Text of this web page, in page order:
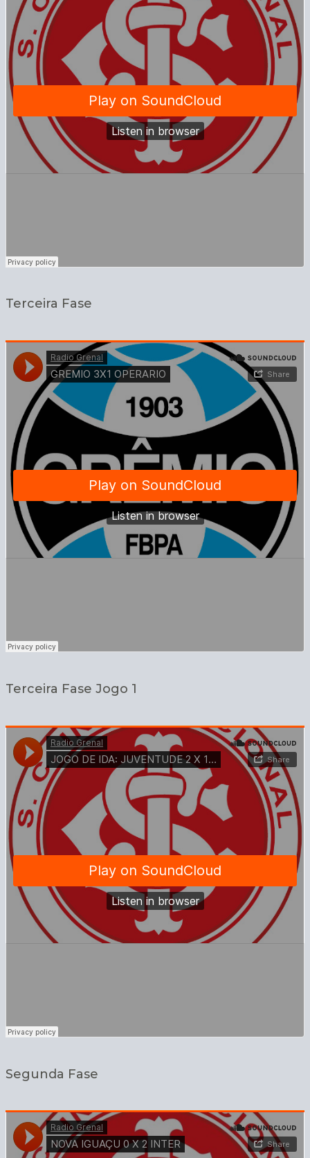
Terceira Fase
Terceira Fase Jogo 1
Segunda Fase